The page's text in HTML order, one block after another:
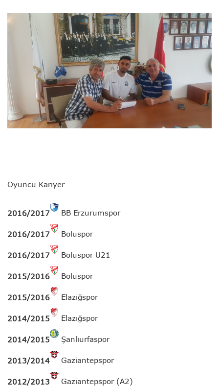
Oyuncu Kariyer
2016/2017 BB Erzurumspor
2016/2017 Boluspor
2016/2017 Boluspor U21
2015/2016 Boluspor
2015/2016 Elazığspor
2014/2015 Elazığspor
2014/2015 Şanlıurfaspor
2013/2014 Gaziantepspor
2012/2013 Gaziantepspor (A2)